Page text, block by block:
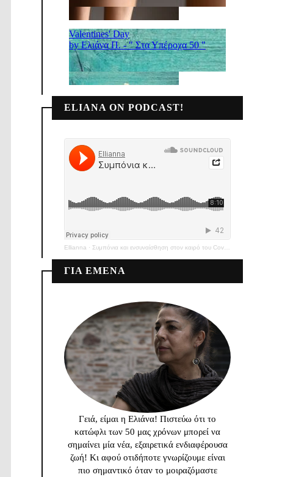
ELIANA ON PODCAST!
Ellianna · Συμπόνια και ενσυναίσθηση στον καιρό του Covid-19
ΓΙΑ ΕΜΕΝΑ
Γειά, είμαι η Ελιάνα! Πιστεύω ότι το
κατώφλι των 50 μας χρόνων μπορεί να
σημαίνει μία νέα, εξαιρετικά ενδιαφέρουσα
ζωή! Κι αφού οτιδήποτε γνωρίζουμε είναι
πιο σημαντικό όταν το μοιραζόμαστε